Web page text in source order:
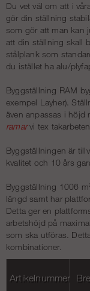
Du vet väl om att i
gör din ställning
som gör att man kan
att din ställning skall
stålplank som
du istället ha alu/
Byggställning RAM
exempel Layher).
även anpassas i höjd
ramarvi tex
Byggställningen är
kvalitet och 10 års
Byggställning 1006
längd samt har
Detta ger en
arbetshöjd på
som ska utföras.
kombinationer.
Artikelnummer